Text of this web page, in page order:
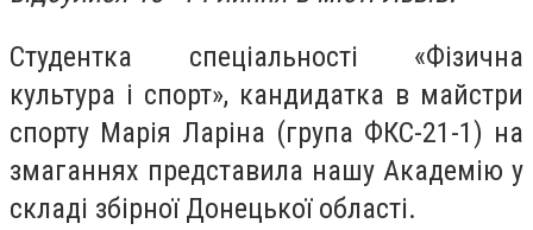
Студентка спеціальності «Фізична
культура і спорт», кандидатка в майстри
спорту Марія Ларіна (група ФКС-21-1) на
змаганнях представила нашу Академію у
складі збірної Донецької області.